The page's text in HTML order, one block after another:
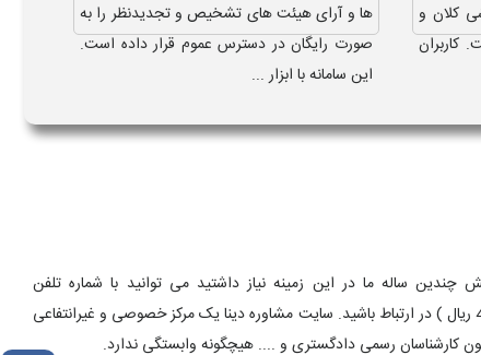
کلان و
کاربران
ها و آرای هیئت های تشخیص و تجدیدنظر را به
صورت رایگان در دسترس عموم قرار داده است.
این سامانه با ابزار ...
ساله ما در این زمینه نیاز داشتید می توانید با شماره تلفن
9099075303 ( تماس با تلفن ثابت از سراسر کشور و به ازای هر دقیقه 470000 ریال ) در ارتباط باشید. سایت مشاوره دینا یک مرکز خصوصی و غیرانتفاعی
کارشناسان رسمی دادگستری و .... هیچگونه وابستگی ندارد.